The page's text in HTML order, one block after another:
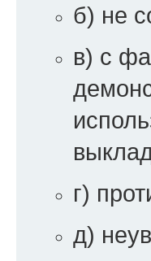
б) не
в) с
г)
д)